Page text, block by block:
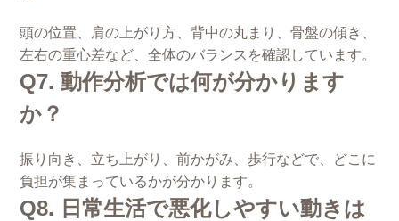
頭の位置、肩の上がり方、背中の丸まり、骨盤の傾き、
左右の重心差など、全体のバランスを確認しています。
Q7. 動作分析では何が分かります
か？
振り向き、立ち上がり、前かがみ、歩行などで、どこに
負担が集まっているかが分かります。
Q8. 日常生活で悪化しやすい動きは